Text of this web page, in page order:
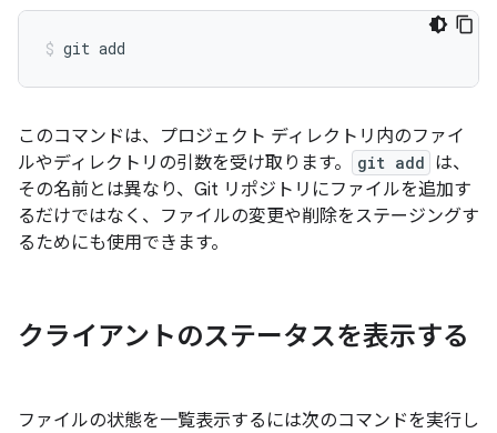
このコマンドは、プロジェクト ディレクトリ内のファイ
ルやディレクトリの引数を受け取ります。
git add は、
その名前とは異なり、Git リポジトリにファイルを追加す
るだけではなく、ファイルの変更や削除をステージングす
るためにも使用できます。
クライアントのステータスを表示する
ファイルの状態を一覧表示するには次のコマンドを実行し